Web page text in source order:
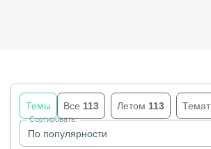
Темы Все 113 Летом 113
По популярности
Сортировать: